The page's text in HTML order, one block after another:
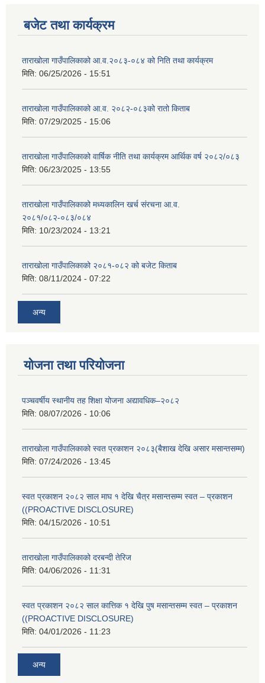
बजेट तथा कार्यक्रम
ताराखोला गाउँपालिकाको आ.व.२०८३-०८४ को निति तथा कार्यक्रम
मिति: 06/25/2026 - 15:51
ताराखोला गाउँपालिकाको आ.व. २०८२-०८३को रातो किताब
मिति: 07/29/2025 - 15:06
ताराखोला गाउँपालिकाको वार्षिक नीति तथा कार्यक्रम आर्थिक वर्ष २०८२/०८३
मिति: 06/23/2025 - 13:55
ताराखोला गाउँपालिकाको मध्यकालिन खर्च संरचना आ.व.
२०८१/०८२-०८३/०८४
मिति: 10/23/2024 - 13:21
ताराखोला गाउँपालिकाको २०८१-०८२ को बजेट किताब
मिति: 08/11/2024 - 07:22
अन्य
योजना तथा परियोजना
पञ्चवर्षीय स्थानीय तह शिक्षा योजना अद्यावधिक–२०८२
मिति: 08/07/2026 - 10:06
ताराखोला गाउँपालिकाको स्वत प्रकाशन २०८३(बैशाख देखि असार मसान्तसम्म)
मिति: 07/24/2026 - 13:45
स्वत प्रकाशन २०८२ साल माघ १ देखि चैत्र मसान्तसम्म स्वत – प्रकाशन
((PROACTIVE DISCLOSURE)
मिति: 04/15/2026 - 10:51
ताराखोला गाउँपालिकाको दरबन्दी तेरिज
मिति: 04/06/2026 - 11:31
स्वत प्रकाशन २०८२ साल कात्तिक १ देखि पुष मसान्तसम्म स्वत – प्रकाशन
((PROACTIVE DISCLOSURE)
मिति: 04/01/2026 - 11:23
अन्य